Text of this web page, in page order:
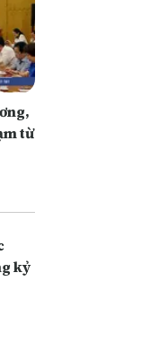
từ
kỷ